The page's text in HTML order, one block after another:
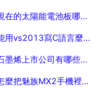
2025-07-29 現在的太陽能電池板哪個品牌好？
2025-07-29 能用vs2013寫C語言麼，不是C （初學者）
2025-07-29 石墨烯上市公司有哪些？哪隻是龍頭？
2025-07-29 怎麼把魅族MX2手機裡的軟體移到記憶體卡